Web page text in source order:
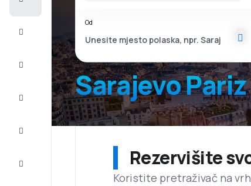
Smještaj Sarajevo Pariz
Od
Rezervišite
Koristite pretraživač na